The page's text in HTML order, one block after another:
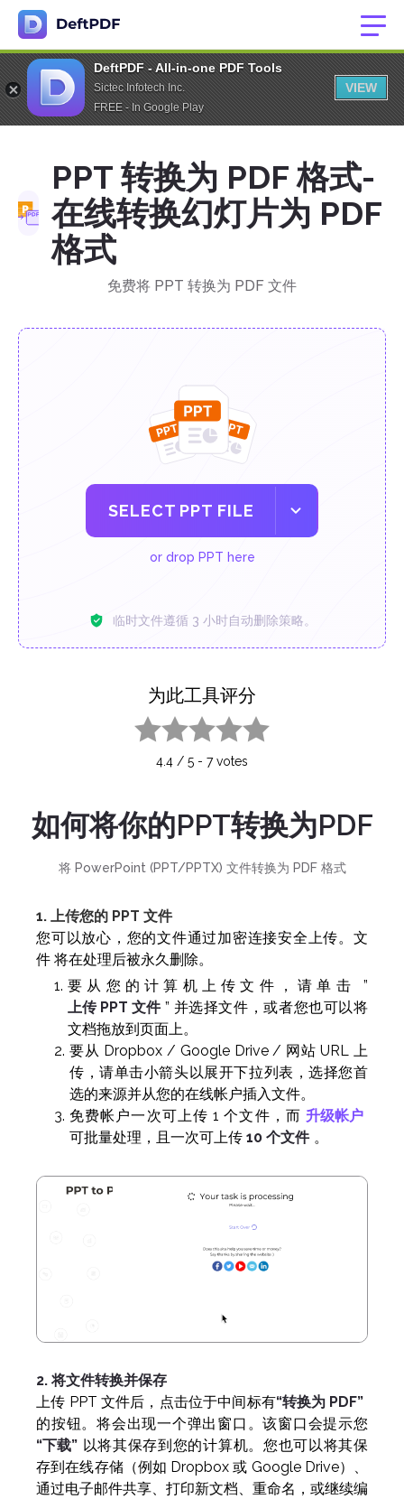
DeftPDF - All-in-one PDF Tools
Sictec Infotech Inc.
FREE - In Google Play
VIEW
PPT 转换为 PDF 格式-
在线转换幻灯片为 PDF
格式
免费将 PPT 转换为 PDF 文件
SELECT PPT FILE
or drop PPT here
临时文件遵循 3 小时自动删除策略。
为此工具评分
4.4 / 5 - 7votes
如何将你的PPT转换为PDF
将 PowerPoint (PPT/PPTX) 文件转换为 PDF 格式
1. 上传您的 PPT 文件
您可以放心，您的文件通过加密连接安全上传。文
件 将在处理后被永久删除。
要从您的计算机上传文件，请单击 ”
上传 PPT 文件 ” 并选择文件，或者您也可以将
文档拖放到页面上。
要从 Dropbox / Google Drive / 网站 URL 上
传，请单击小箭头以展开下拉列表，选择您首
选的来源并从您的在线帐户插入文件。
免费帐户一次可上传 1 个文件，而 升级帐户
可批量处理，且一次可上传 10 个文件 。
2. 将文件转换并保存
上传 PPT 文件后，点击位于中间标有“转换为 PDF”
的按钮。将会出现一个弹出窗口。该窗口会提示您
“下载” 以将其保存到您的计算机。您也可以将其保
存到在线存储（例如 Dropbox 或 Google Drive）、
通过电子邮件共享、打印新文档、重命名，或继续编